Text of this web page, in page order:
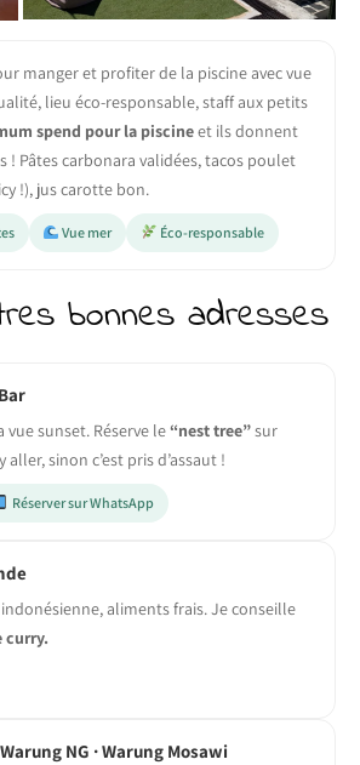
manger et profiter de la piscine avec vue
lieu éco-responsable, staff aux petits
spend pour la piscineet ils donnent
! Pâtes carbonara validées, tacos poulet
!), jus carotte bon.
Vue mer Éco-responsable
bonnes adresses
sunset. Réserve le“nest tree”sur
aller, sinon c’est pris d’assaut !
Réserver sur WhatsApp
aliments frais. Je conseille
curry.
NG · Warung Mosawi